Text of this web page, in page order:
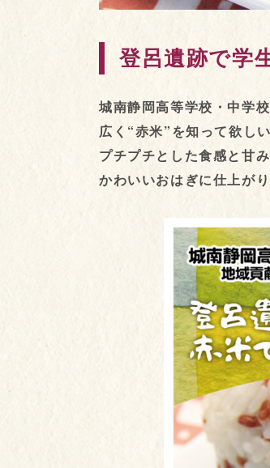
登呂遺跡で学
城南静岡高等学校・中学
広く“赤米”を知って欲し
プチプチとした食感と甘
かわいいおはぎに仕上がり